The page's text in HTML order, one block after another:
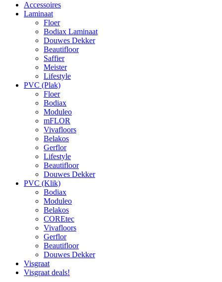
Accessoires
Laminaat
Floer
Bodiax Laminaat
Douwes Dekker
Beautifloor
Saffier
Meister
Lifestyle
PVC (Plak)
Floer
Bodiax
Moduleo
mFLOR
Vivafloors
Belakos
Gerflor
Lifestyle
Beautifloor
Douwes Dekker
PVC (Klik)
Bodiax
Moduleo
Belakos
COREtec
Vivafloors
Gerflor
Beautifloor
Douwes Dekker
Visgraat
Visgraat deals!